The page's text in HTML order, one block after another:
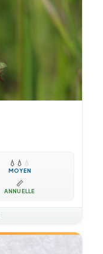
💧 💧 💧
MOYEN
📏
ANNUELLE